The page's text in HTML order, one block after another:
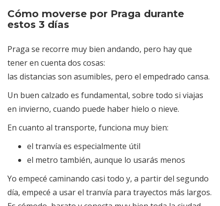
Cómo moverse por Praga durante
estos 3 días
Praga se recorre muy bien andando, pero hay que
tener en cuenta dos cosas:
las distancias son asumibles, pero el empedrado cansa.
Un buen calzado es fundamental, sobre todo si viajas
en invierno, cuando puede haber hielo o nieve.
En cuanto al transporte, funciona muy bien:
el tranvía es especialmente útil
el metro también, aunque lo usarás menos
Yo empecé caminando casi todo y, a partir del segundo
día, empecé a usar el tranvía para trayectos más largos.